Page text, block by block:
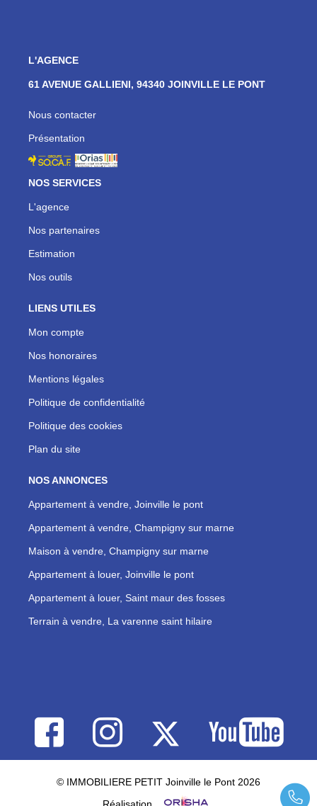
L'AGENCE
61 AVENUE GALLIENI, 94340 JOINVILLE LE PONT
Nous contacter
Présentation
NOS SERVICES
L'agence
Nos partenaires
Estimation
Nos outils
LIENS UTILES
Mon compte
Nos honoraires
Mentions légales
Politique de confidentialité
Politique des cookies
Plan du site
NOS ANNONCES
Appartement à vendre, Joinville le pont
Appartement à vendre, Champigny sur marne
Maison à vendre, Champigny sur marne
Appartement à louer, Joinville le pont
Appartement à louer, Saint maur des fosses
Terrain à vendre, La varenne saint hilaire
© IMMOBILIERE PETIT Joinville le Pont 2026
Réalisation